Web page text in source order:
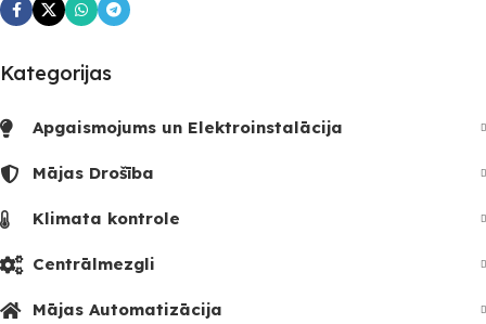
Kategorijas
Apgaismojums un Elektroinstalācija
Mājas Drošība
Klimata kontrole
Centrālmezgli
Mājas Automatizācija